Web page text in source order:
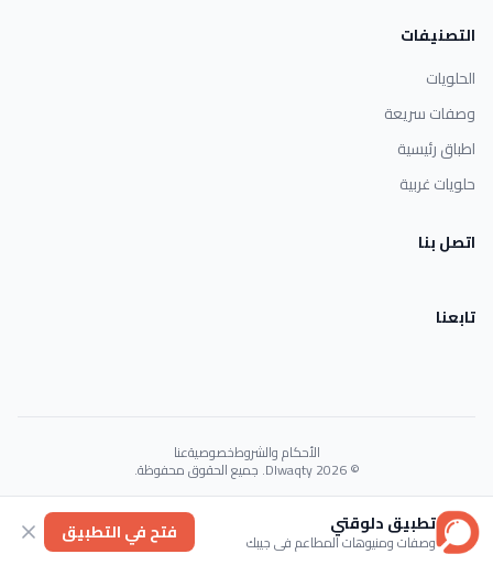
التصنيفات
الحلويات
وصفات سريعة
اطباق رئيسية
حلويات غربية
اتصل بنا
تابعنا
الأحكام والشروطخصوصيةعنا
© 2026 Dlwaqty. جميع الحقوق محفوظة.
Powered byGAIT
تطبيق دلوقتي
وصفات ومنيوهات المطاعم في جيبك فتح في التطبيق